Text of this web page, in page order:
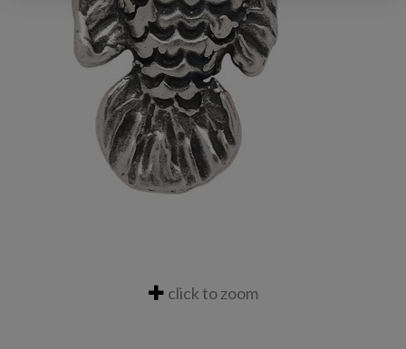
click to zoom